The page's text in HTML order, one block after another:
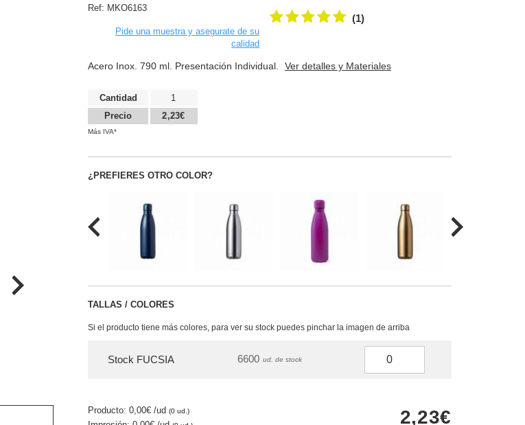
Ref: MKO6163
(1)
Pide una muestra y asegurate de su
calidad
Acero Inox. 790 ml. Presentación Individual. Ver detalles y Materiales
Cantidad
Precio
1
2,23€
Más IVA*
¿PREFIERES OTRO COLOR?
TALLAS / COLORES
Si el producto tiene más colores, para ver su stock puedes pinchar la imagen de arriba
Stock FUCSIA 6600 ud. de stock
Producto: 0,00€ /ud (0 ud.) 2,23€